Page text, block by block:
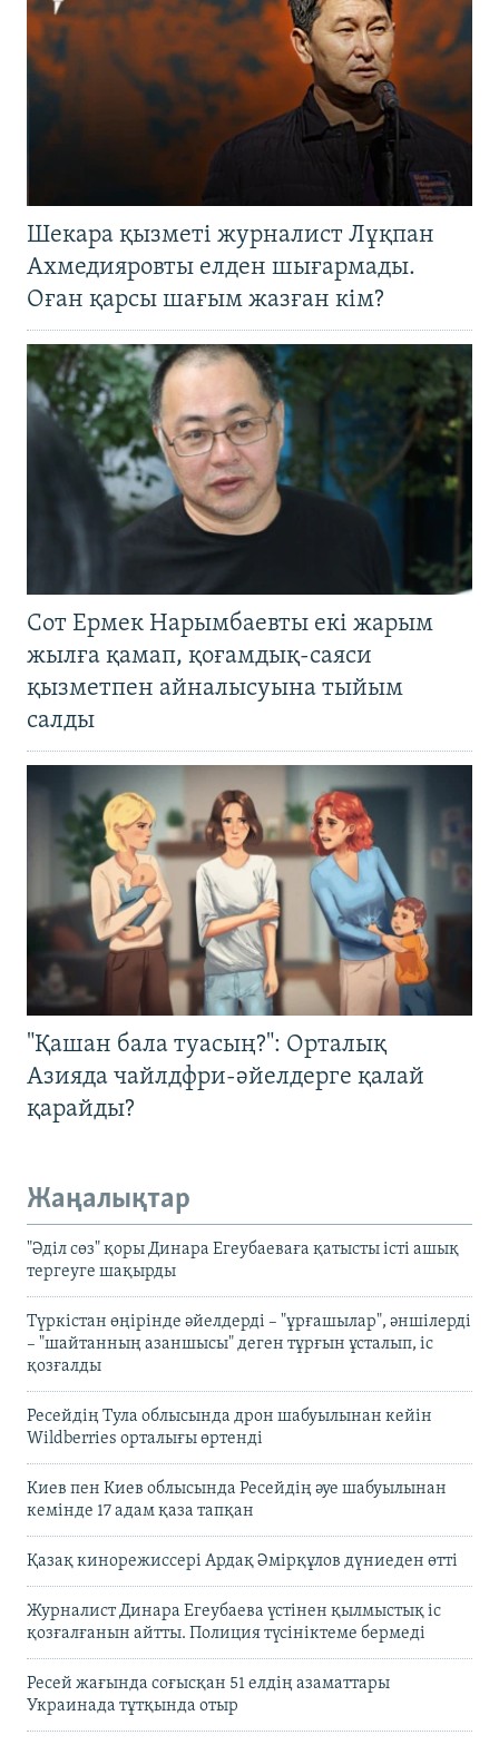
Шекара қызметі журналист Лұқпан
Ахмедияровты елден шығармады.
Оған қарсы шағым жазған кім?
Сот Ермек Нарымбаевты екі жарым
жылға қамап, қоғамдық-саяси
қызметпен айналысуына тыйым
салды
"Қашан бала туасың?": Орталық
Азияда чайлдфри-әйелдерге қалай
қарайды?
Жаңалықтар
"Әділ сөз" қоры Динара Егеубаеваға қатысты істі ашық
тергеуге шақырды
Түркістан өңірінде әйелдерді – "ұрғашылар", әншілерді
– "шайтанның азаншысы" деген тұрғын ұсталып, іс
қозғалды
Ресейдің Тула облысында дрон шабуылынан кейін
Wildberries орталығы өртенді
Киев пен Киев облысында Ресейдің әуе шабуылынан
кемінде 17 адам қаза тапқан
Қазақ кинорежиссері Ардақ Әмірқұлов дүниеден өтті
Журналист Динара Егеубаева үстінен қылмыстық іс
қозғалғанын айтты. Полиция түсініктеме бермеді
Ресей жағында соғысқан 51 елдің азаматтары
Украинада тұтқында отыр